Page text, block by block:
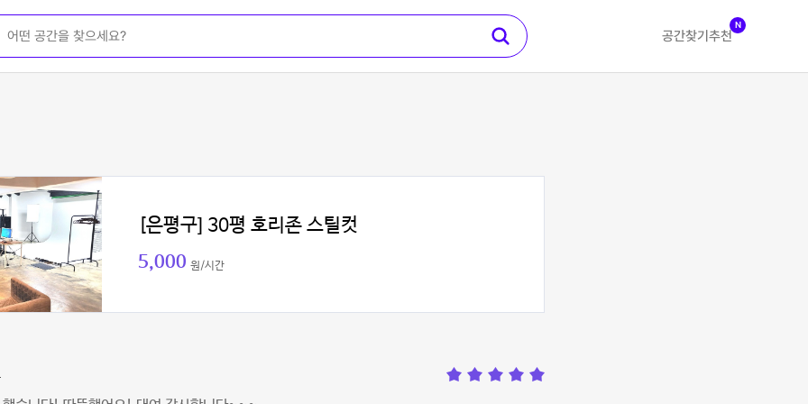
공간찾기 추천
N
[은평구] 30평 호리존 스틸컷
5,000 원/시간